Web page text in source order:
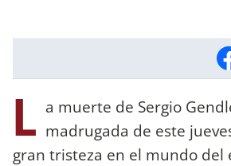
L a muerte de Sergio
madrugada de este
gran tristeza en el mundo del